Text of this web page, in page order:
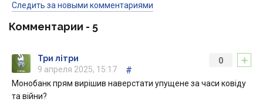
Следить за новыми комментариями
Комментарии - 5
+
0
Три літри
9 апреля 2025, 15:17
#
Монобанк прям вирішив наверстати упущене за часи ковіду
та війни?